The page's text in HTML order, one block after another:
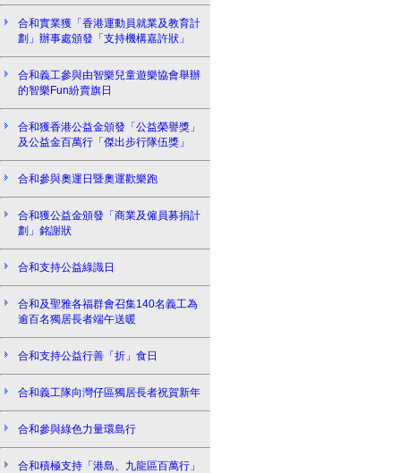
合和實業獲「香港運動員就業及教育計
劃」辦事處頒發「支持機構嘉許狀」
合和義工參與由智樂兒童遊樂協會舉辦
的智樂Fun紛賣旗日
合和獲香港公益金頒發「公益榮譽獎」
及公益金百萬行「傑出步行隊伍獎」
合和參與奧運日暨奧運歡樂跑
合和獲公益金頒發「商業及僱員募捐計
劃」銘謝狀
合和支持公益綠識日
合和及聖雅各福群會召集140名義工為
逾百名獨居長者端午送暖
合和支持公益行善「折」食日
合和義工隊向灣仔區獨居長者祝賀新年
合和參與綠色力量環島行
合和積極支持「港島、九龍區百萬行」